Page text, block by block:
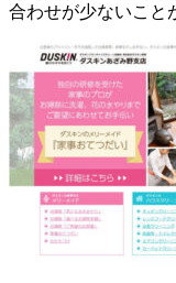
合わせが少ないこと